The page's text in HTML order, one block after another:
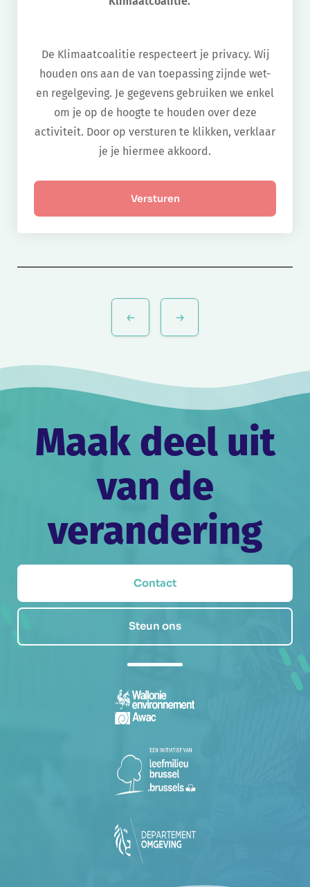
De Klimaatcoalitie respecteert je privacy. Wij
houden ons aan de van toepassing zijnde wet-
en regelgeving. Je gegevens gebruiken we enkel
om je op de hoogte te houden over deze
activiteit. Door op versturen te klikken, verklaar
je je hiermee akkoord.
Maak deel uit
van de
verandering
Contact
Steun ons